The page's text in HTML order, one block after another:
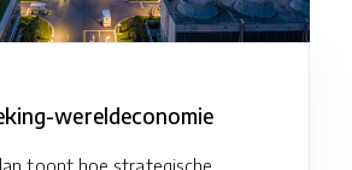
wereldeconomie
toont hoe strategische